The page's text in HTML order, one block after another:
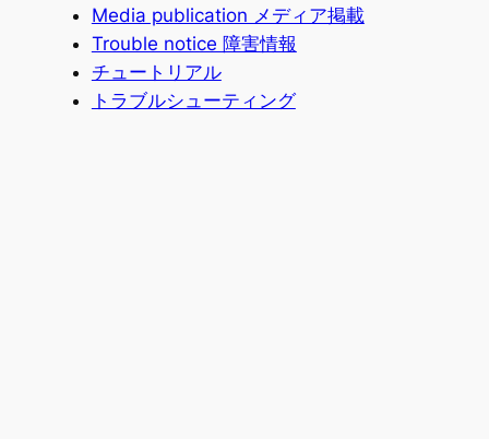
Media publication メディア掲載
Trouble notice 障害情報
チュートリアル
トラブルシューティング